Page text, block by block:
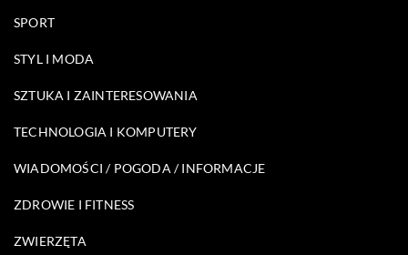
SPORT
STYL I MODA
SZTUKA I ZAINTERESOWANIA
TECHNOLOGIA I KOMPUTERY
WIADOMOŚCI / POGODA / INFORMACJE
ZDROWIE I FITNESS
ZWIERZĘTA